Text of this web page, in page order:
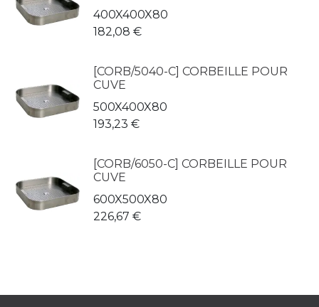
400X400X80
182,08 €
[CORB/5040-C] CORBEILLE POUR
CUVE
500X400X80
193,23 €
[CORB/6050-C] CORBEILLE POUR
CUVE
600X500X80
226,67 €